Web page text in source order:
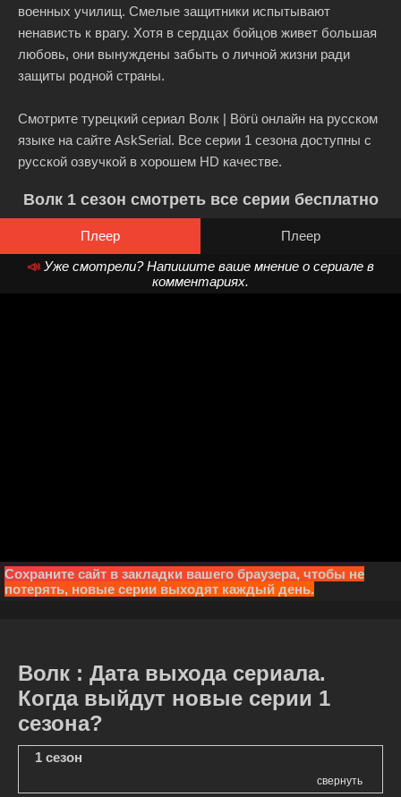
военных училищ. Смелые защитники испытывают
ненависть к врагу. Хотя в сердцах бойцов живет большая
любовь, они вынуждены забыть о личной жизни ради
защиты родной страны.
Смотрите турецкий сериал Волк | Börü онлайн на русском
языке на сайте AskSerial. Все серии 1 сезона доступны с
русской озвучкой в хорошем HD качестве.
Волк 1 сезон смотреть все серии бесплатно
Плеер
Плеер
📣 Уже смотрели? Напишите ваше мнение о сериале в
комментариях.
Сохраните сайт в закладки вашего браузера, чтобы не
потерять, новые серии выходят каждый день.
Волк : Дата выхода сериала.
Когда выйдут новые серии 1
сезона?
1 сезон
свернуть